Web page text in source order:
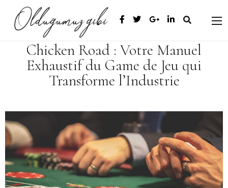
Chicken Road : Votre Manuel
Exhaustif du Game de Jeu qui
Transforme l’Industrie